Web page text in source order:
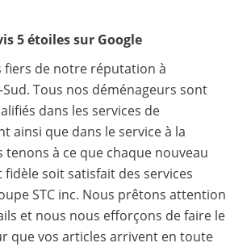
5 étoiles sur Google
fiers de notre réputation à
Tous nos déménageurs sont
dans les services de
ainsi que dans le service à la
tenons à ce que chaque nouveau
soit satisfait des services
STC inc. Nous prêtons attention
et nous nous efforçons de faire le
que vos articles arrivent en toute